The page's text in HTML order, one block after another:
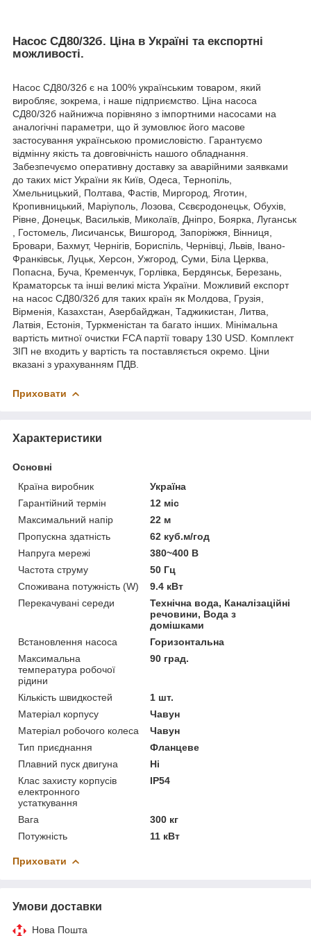
Насос СД80/32б. Ціна в Україні та експортні
можливості.
Насос СД80/32б є на 100% українським товаром, який
виробляє, зокрема, і наше підприємство. Ціна насоса
СД80/32б найнижча порівняно з імпортними насосами на
аналогічні параметри, що й зумовлює його масове
застосування українською промисловістю. Гарантуємо
відмінну якість та довговічність нашого обладнання.
Забезпечуємо оперативну доставку за аварійними заявками
до таких міст України як Київ, Одеса, Тернопіль,
Хмельницький, Полтава, Фастів, Миргород, Яготин,
Кропивницький, Маріуполь, Лозова, Сєвєродонецьк, Обухів,
Рівне, Донецьк, Васильків, Миколаїв, Дніпро, Боярка, Луганськ
, Гостомель, Лисичанськ, Вишгород, Запоріжжя, Вінниця,
Бровари, Бахмут, Чернігів, Бориспіль, Чернівці, Львів, Івано-
Франківськ, Луцьк, Херсон, Ужгород, Суми, Біла Церква,
Попасна, Буча, Кременчук, Горлівка, Бердянськ, Березань,
Краматорськ та інші великі міста України. Можливий експорт
на насос СД80/32б для таких країн як Молдова, Грузія,
Вірменія, Казахстан, Азербайджан, Таджикистан, Литва,
Латвія, Естонія, Туркменістан та багато інших. Мінімальна
вартість митної очистки FCA партії товару 130 USD. Комплект
ЗІП не входить у вартість та поставляється окремо. Ціни
вказані з урахуванням ПДВ.
Приховати
Характеристики
Основні
Країна виробник
Україна
Гарантійний термін
12 міс
Максимальний напір
22 м
Пропускна здатність
62 куб.м/год
Напруга мережі
380~400 В
Частота струму
50 Гц
Споживана потужність (W)
9.4 кВт
Перекачувані середи
Технічна вода, Каналізаційні
речовини, Вода з
домішками
Встановлення насоса
Горизонтальна
Максимальна
температура робочої
рідини
90 град.
Кількість швидкостей
1 шт.
Матеріал корпусу
Чавун
Матеріал робочого колеса
Чавун
Тип приєднання
Фланцеве
Плавний пуск двигуна
Ні
Клас захисту корпусів
електронного
устаткування
IP54
Вага
300 кг
Потужність
11 кВт
Приховати
Умови доставки
Нова Пошта